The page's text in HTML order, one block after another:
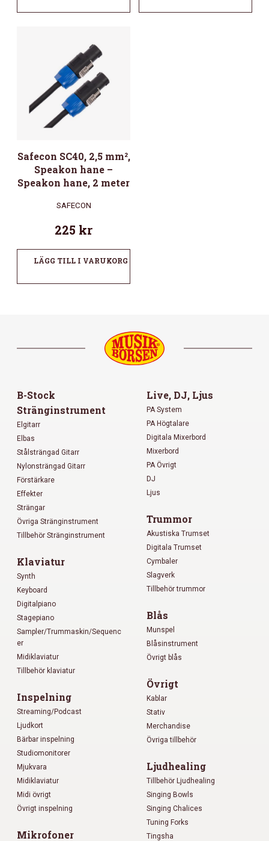
Safecon SC40, 2,5 mm²,
Speakon hane –
Speakon hane, 2 meter
SAFECON
225 kr
LÄGG TILL I VARUKORG
B-Stock
Stränginstrument
Elgitarr
Elbas
Stålsträngad Gitarr
Nylonsträngad Gitarr
Förstärkare
Effekter
Strängar
Övriga Stränginstrument
Tillbehör Stränginstrument
Klaviatur
Synth
Keyboard
Digitalpiano
Stagepiano
Sampler/Trummaskin/Sequenc
er
Midiklaviatur
Tillbehör klaviatur
Inspelning
Streaming/Podcast
Ljudkort
Bärbar inspelning
Studiomonitorer
Mjukvara
Midiklaviatur
Midi övrigt
Övrigt inspelning
Mikrofoner
Live, DJ, Ljus
PA System
PA Högtalare
Digitala Mixerbord
Mixerbord
PA Övrigt
DJ
Ljus
Trummor
Akustiska Trumset
Digitala Trumset
Cymbaler
Slagverk
Tillbehör trummor
Blås
Munspel
Blåsinstrument
Övrigt blås
Övrigt
Kablar
Stativ
Merchandise
Övriga tillbehör
Ljudhealing
Tillbehör Ljudhealing
Singing Bowls
Singing Chalices
Tuning Forks
Tingsha